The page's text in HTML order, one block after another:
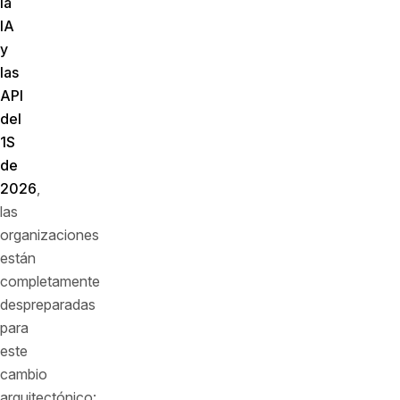
IA
y
las
API
del
1S
de
2026,
las
organizaciones
están
completamente
despreparadas
para
este
cambio